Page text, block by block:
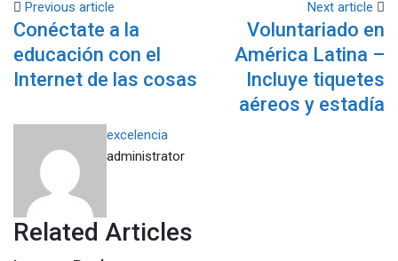
Email
Previous article
Conéctate a la
educación con el
Internet de las cosas
Next article
Voluntariado en
América Latina –
Incluye tiquetes
aéreos y estadía
excelencia
administrator
Related Articles